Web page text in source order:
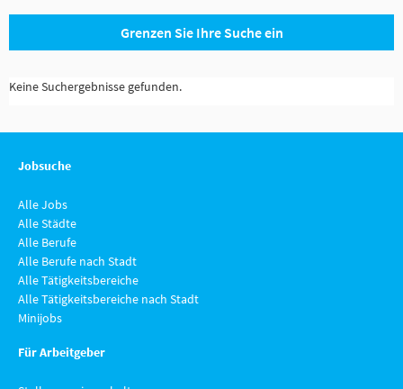
Grenzen Sie Ihre Suche ein
Keine Suchergebnisse gefunden.
Jobsuche
Alle Jobs
Alle Städte
Alle Berufe
Alle Berufe nach Stadt
Alle Tätigkeitsbereiche
Alle Tätigkeitsbereiche nach Stadt
Minijobs
Für Arbeitgeber